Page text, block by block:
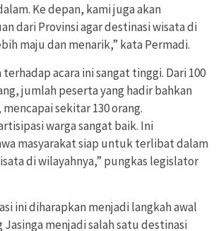
Ke depan, kami juga akan
dari Provinsi agar destinasi wisata di
maju dan menarik,” kata Permadi.
acara ini sangat tinggi. Dari 100
jumlah peserta yang hadir bahkan
sekitar 130 orang.
warga sangat baik. Ini
masyarakat siap untuk terlibat dalam
di wilayahnya,” pungkas legislator
ini diharapkan menjadi langkah awal
menjadi salah satu destinasi